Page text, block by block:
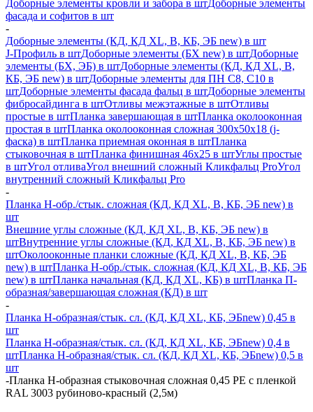
Доборные элементы кровли и забора в штДоборные элементы
фасада и софитов в шт
-
Доборные элементы (КД, КД XL, В, КБ, ЭБ new) в шт
J-Профиль в штДоборные элементы (БХ new) в штДоборные
элементы (БХ, ЭБ) в штДоборные элементы (КД, КД XL, В,
КБ, ЭБ new) в штДоборные элементы для ПН С8, С10 в
штДоборные элементы фасада фальц в штДоборные элементы
фибросайдинга в штОтливы межэтажные в штОтливы
простые в штПланка завершающая в штПланка околооконная
простая в штПланка околооконная сложная 300х50х18 (j-
фаска) в штПланка приемная оконная в штПланка
стыковочная в штПланка финишная 46х25 в штУглы простые
в штУгол отливаУгол внешний сложный Кликфальц ProУгол
внутренний сложный Кликфальц Pro
-
Планка H-обр./стык. сложная (КД, КД XL, В, КБ, ЭБ new) в
шт
Внешние углы сложные (КД, КД XL, В, КБ, ЭБ new) в
штВнутренние углы сложные (КД, КД XL, В, КБ, ЭБ new) в
штОколооконные планки сложные (КД, КД XL, В, КБ, ЭБ
new) в штПланка H-обр./стык. сложная (КД, КД XL, В, КБ, ЭБ
new) в штПланка начальная (КД, КД XL, КБ) в штПланка П-
образная/завершающая сложная (КД) в шт
-
Планка H-образная/стык. сл. (КД, КД XL, КБ, ЭБnew) 0,45 в
шт
Планка H-образная/стык. сл. (КД, КД XL, КБ, ЭБnew) 0,4 в
штПланка H-образная/стык. сл. (КД, КД XL, КБ, ЭБnew) 0,5 в
шт
-Планка Н-образная стыковочная сложная 0,45 PE с пленкой
RAL 3003 рубиново-красный (2,5м)